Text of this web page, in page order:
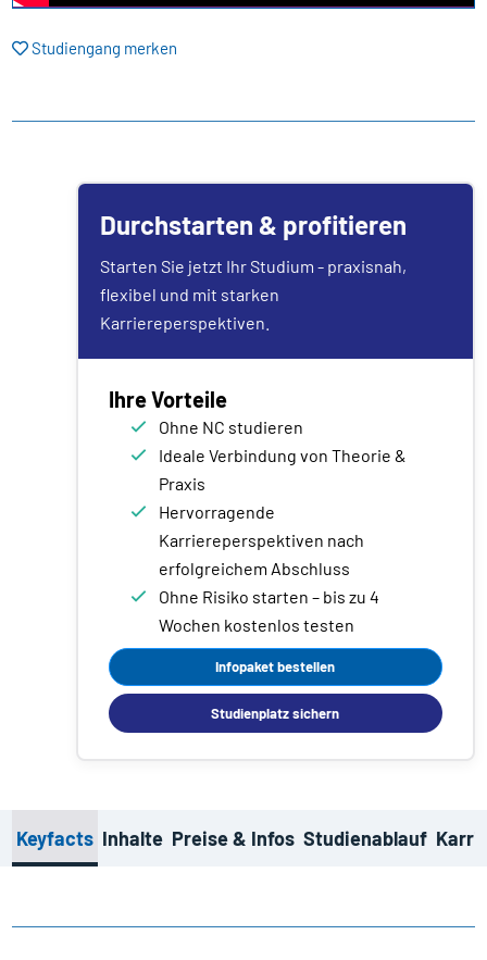
Studiengang merken
Durchstarten & profitieren
Starten Sie jetzt Ihr Studium - praxisnah,
flexibel und mit starken
Karriereperspektiven.
Ihre Vorteile
Ohne NC studieren
Ideale Verbindung von Theorie &
Praxis
Hervorragende
Karriereperspektiven nach
erfolgreichem Abschluss
Ohne Risiko starten – bis zu 4
Wochen kostenlos testen
Infopaket bestellen
Studienplatz sichern
Keyfacts Inhalte Preise & Infos Studienablauf